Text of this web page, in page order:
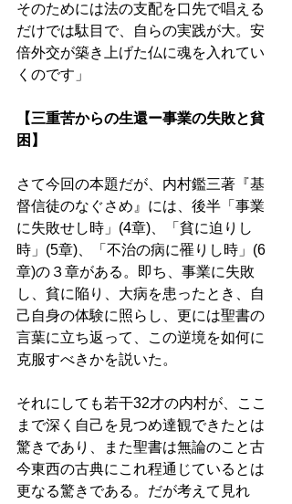
そのためには法の支配を口先で唱える
だけでは駄目で、自らの実践が大。安
倍外交が築き上げた仏に魂を入れてい
くのです」
【三重苦からの生還ー事業の失敗と貧
困】
さて今回の本題だが、内村鑑三著『基
督信徒のなぐさめ』には、後半「事業
に失敗せし時」(4章)、「貧に迫りし
時」(5章)、「不治の病に罹りし時」(6
章)の３章がある。即ち、事業に失敗
し、貧に陥り、大病を患ったとき、自
己自身の体験に照らし、更には聖書の
言葉に立ち返って、この逆境を如何に
克服すべきかを説いた。
それにしても若干32才の内村が、ここ
まで深く自己を見つめ達観できたとは
驚きであり、また聖書は無論のこと古
今東西の古典にこれ程通じているとは
更なる驚きである。だが考えて見れ